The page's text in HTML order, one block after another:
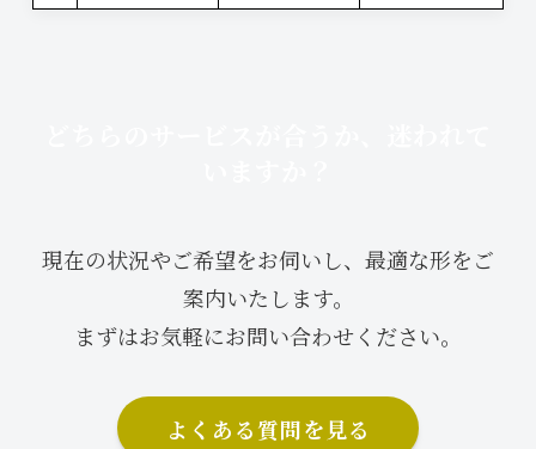
現在の状況やご希望をお伺いし、最適な形をご
案内いたします。
まずはお気軽にお問い合わせください。
よくある質問を見る